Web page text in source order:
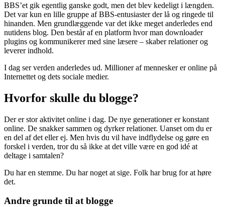
BBS’et gik egentlig ganske godt, men det blev kedeligt i længden.
Det var kun en lille gruppe af BBS-entusiaster der lå og ringede til
hinanden. Men grundlæggende var det ikke meget anderledes end
nutidens blog. Den består af en platform hvor man downloader
plugins og kommunikerer med sine læsere – skaber relationer og
leverer indhold.
I dag ser verden anderledes ud. Millioner af mennesker er online på
Internettet og dets sociale medier.
Hvorfor skulle du blogge?
Der er stor aktivitet online i dag. De nye generationer er konstant
online. De snakker sammen og dyrker relationer. Uanset om du er
en del af det eller ej. Men hvis du vil have indflydelse og gøre en
forskel i verden, tror du så ikke at det ville være en god idé at
deltage i samtalen?
Du har en stemme. Du har noget at sige. Folk har brug for at høre
det.
Andre grunde til at blogge